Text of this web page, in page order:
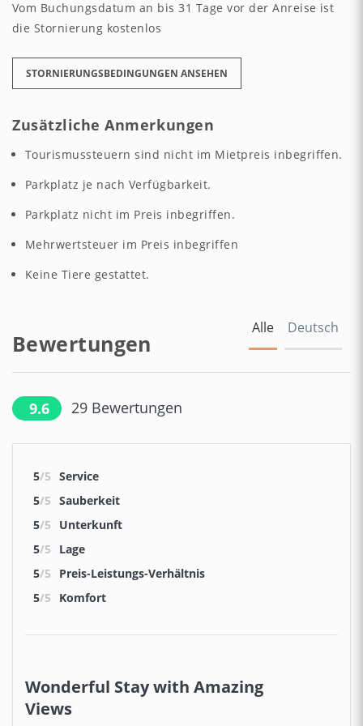
Vom Buchungsdatum an bis 31 Tage vor der Anreise ist
die Stornierung kostenlos
STORNIERUNGSBEDINGUNGEN ANSEHEN
Zusätzliche Anmerkungen
Tourismussteuern sind nicht im Mietpreis inbegriffen.
Parkplatz je nach Verfügbarkeit.
Parkplatz nicht im Preis inbegriffen.
Mehrwertsteuer im Preis inbegriffen
Keine Tiere gestattet.
Bewertungen
9.6 29 Bewertungen
Alle Deutsch
5/5 Service
5/5 Sauberkeit
5/5
Unterkunft
5/5
Lage
5/5
Preis-Leistungs-Verhältnis
5/5 Komfort
Wonderful Stay with Amazing
Views